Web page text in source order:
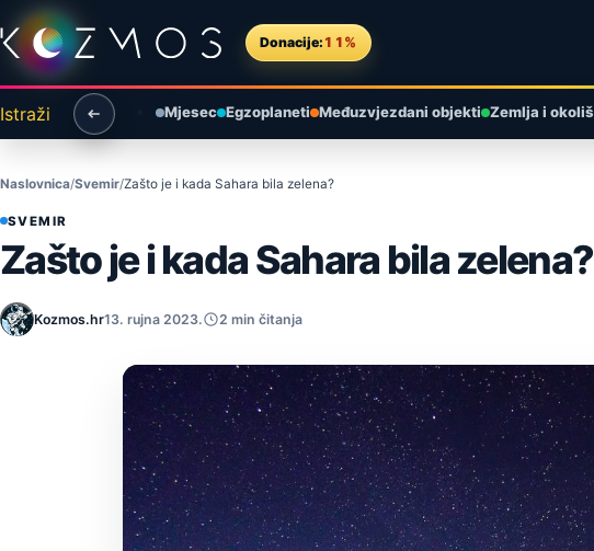
Preskoči na sadržaj
Donacije: 11%
Istraži Mjesec Egzoplaneti Međuzvjezdani objekti Zemlja i okoliš
Naslovnica Svemir Zašto je i kada Sahara bila zelena?
SVEMIR
Zašto je i kada Sahara bila zelena?
Kozmos.hr13. rujna 2023. 2 min čitanja